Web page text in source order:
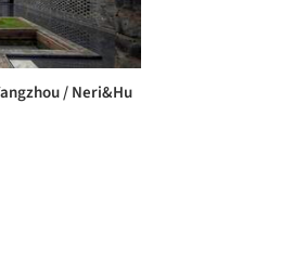
/ Neri&Hu